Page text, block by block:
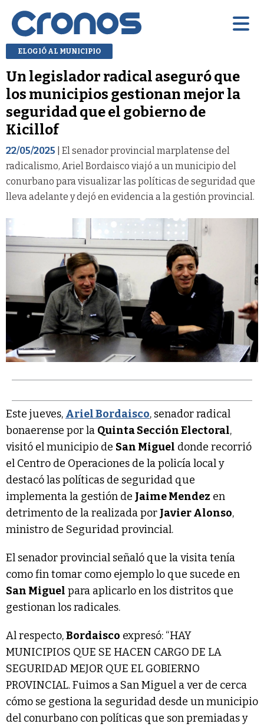
ELOGIÓ AL MUNICIPIO
Un legislador radical aseguró que
los municipios gestionan mejor la
seguridad que el gobierno de
Kicillof
22/05/2025 | El senador provincial marplatense del
radicalismo, Ariel Bordaisco viajó a un municipio del
conurbano para visualizar las políticas de seguridad que
lleva adelante y dejó en evidencia a la gestión provincial.
Este jueves, Ariel Bordaisco, senador radical
bonaerense por la Quinta Sección Electoral,
visitó el municipio de San Miguel donde recorrió
el Centro de Operaciones de la policía local y
destacó las políticas de seguridad que
implementa la gestión de Jaime Mendez en
detrimento de la realizada por Javier Alonso,
ministro de Seguridad provincial.
El senador provincial señaló que la visita tenía
como fin tomar como ejemplo lo que sucede en
San Miguel para aplicarlo en los distritos que
gestionan los radicales.
Al respecto,Bordaisco expresó: “HAY
MUNICIPIOS QUE SE HACEN CARGO DE LA
SEGURIDAD MEJOR QUE EL GOBIERNO
PROVINCIAL. Fuimos a San Miguel a ver de cerca
cómo se gestiona la seguridad desde un municipio
del conurbano con políticas que son premiadas y